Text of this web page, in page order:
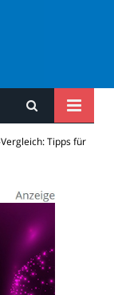
Tipps für